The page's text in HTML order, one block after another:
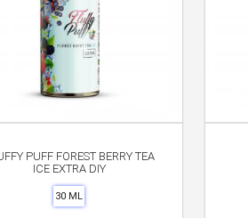
PUFF FOREST BERRY TEA
ICE EXTRA DIY
30 ML